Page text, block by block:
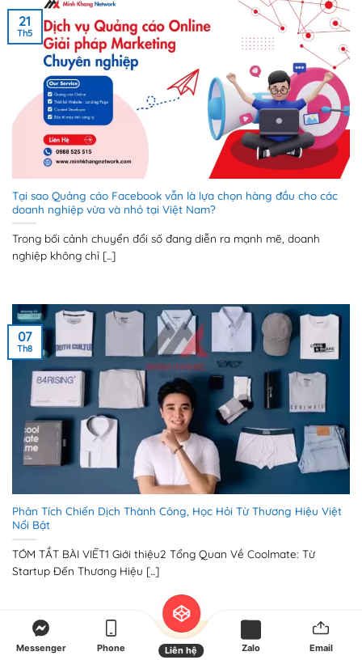
Tại sao Quảng cáo Facebook vẫn là lựa chọn hàng đầu cho các
doanh nghiệp vừa và nhỏ tại Việt Nam?
Trong bối cảnh chuyển đổi số đang diễn ra mạnh mẽ, doanh
nghiệp không chỉ [...]
21
Th5
Phân Tích Chiến Dịch Thành Công, Học Hỏi Từ Thương Hiệu Việt
Nổi Bật
TÓM TẮT BÀI VIẾT1 Giới thiệu2 Tổng Quan Về Coolmate: Từ
Startup Đến Thương Hiệu [...]
07
Th8
03
Messenger Phone Liên hệ Zalo Email